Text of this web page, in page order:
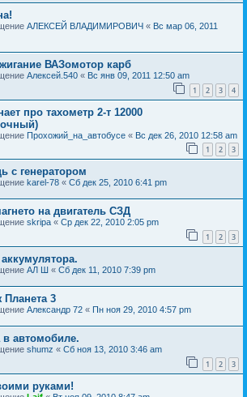
АЛЕКСЕЙ ВЛАДИМИРОВИЧ « Вс мар 06, 2011
ВАЗомотор карб
Алексей.540 « Вс янв 09, 2011 12:50 am
1 2 3 4
про тахометр 2-т 12000
Прохожий_на_автобусе « Вс дек 26, 2010 12:58 am
1 2 3
с генератором
karel-78 « Сб дек 25, 2010 6:41 pm
на двигатель СЗД
skripa « Ср дек 22, 2010 2:05 pm
1 2 3
АЛ Ш « Сб дек 11, 2010 7:39 pm
Планета 3
Александр 72 « Пн ноя 29, 2010 4:57 pm
в автомобиле.
shumz « Сб ноя 13, 2010 3:46 am
1 2 3
руками!